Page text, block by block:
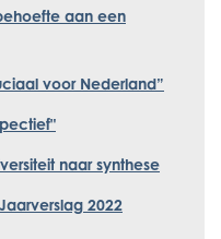
aan een
voor Nederland”
naar synthese
2022